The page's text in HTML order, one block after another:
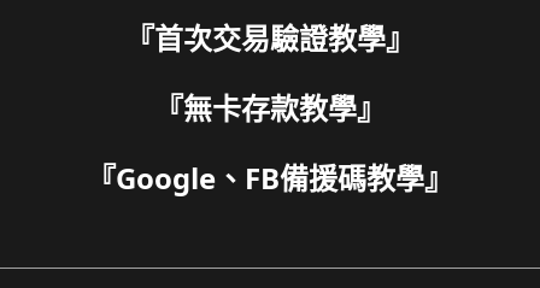
『首次交易驗證教學』
『無卡存款教學』
『Google、FB備援碼教學』